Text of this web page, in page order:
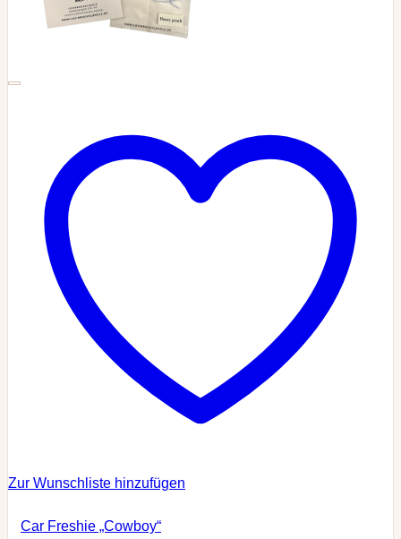
Zur Wunschliste hinzufügen
Car Freshie „Cowboy“